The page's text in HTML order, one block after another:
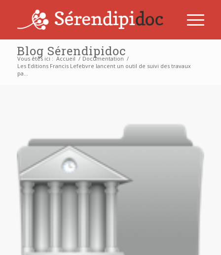
Blog Sérendipidoc
Vous êtes ici : Accueil / Documentation /
Les Editions Francis Lefebvre lancent un outil de suivi des travaux
pa...